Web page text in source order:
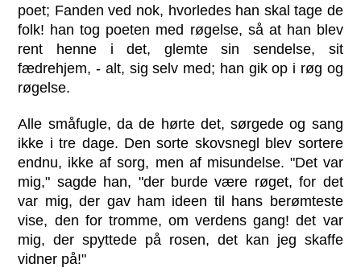
poet; Fanden ved nok, hvorledes han skal tage de
folk! han tog poeten med røgelse, så at han blev
rent henne i det, glemte sin sendelse, sit
fædrehjem, - alt, sig selv med; han gik op i røg og
røgelse.
Alle småfugle, da de hørte det, sørgede og sang
ikke i tre dage. Den sorte skovsnegl blev sortere
endnu, ikke af sorg, men af misundelse. "Det var
mig," sagde han, "der burde være røget, for det
var mig, der gav ham ideen til hans berømteste
vise, den for tromme, om verdens gang! det var
mig, der spyttede på rosen, det kan jeg skaffe
vidner på!"